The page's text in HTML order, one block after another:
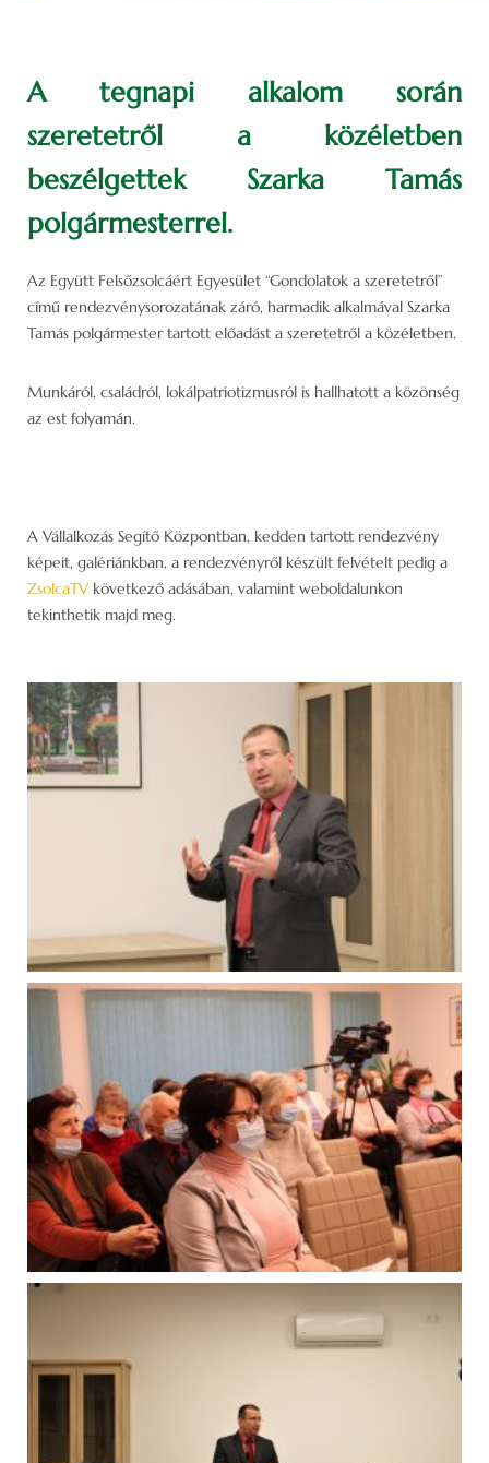
A tegnapi alkalom során
szeretetről a közéletben
beszélgettek Szarka Tamás
polgármesterrel.
Az Együtt Felsőzsolcáért Egyesület “Gondolatok a szeretetről”
című rendezvénysorozatának záró, harmadik alkalmával Szarka
Tamás polgármester tartott előadást a szeretetről a közéletben.
Munkáról, családról, lokálpatriotizmusról is hallhatott a közönség
az est folyamán.
A Vállalkozás Segítő Központban, kedden tartott rendezvény
képeit, galériánkban, a rendezvényről készült felvételt pedig a
ZsolcaTVkövetkező adásában, valamint weboldalunkon
tekinthetik majd meg.